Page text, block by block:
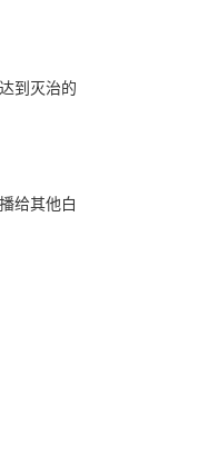
到灭治的
给其他白